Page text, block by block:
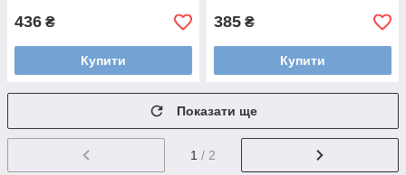
436 ₴
Купити
385 ₴
Купити
Показати ще
1 / 2